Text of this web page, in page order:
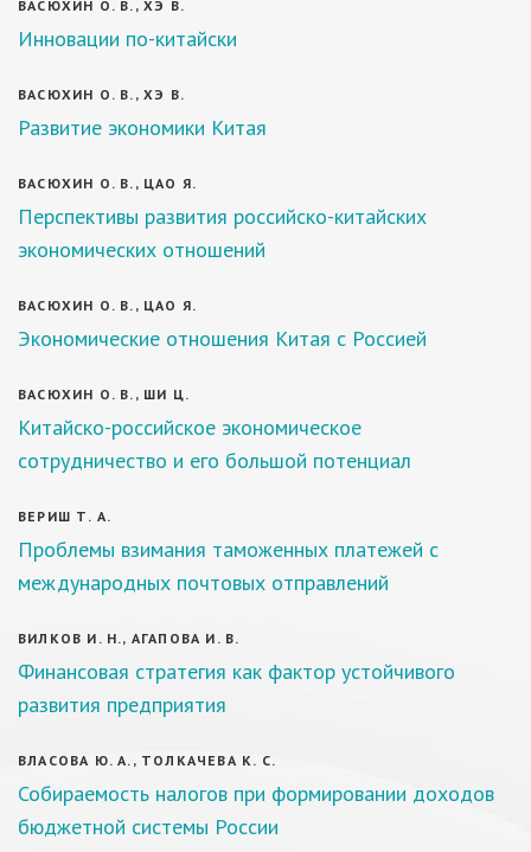
ВАСЮХИН О. В., ХЭ В.
Инновации по-китайски
ВАСЮХИН О. В., ХЭ В.
Развитие экономики Китая
ВАСЮХИН О. В., ЦАО Я.
Перспективы развития российско-китайских
экономических отношений
ВАСЮХИН О. В., ЦАО Я.
Экономические отношения Китая с Россией
ВАСЮХИН О. В., ШИ Ц.
Китайско-российское экономическое
сотрудничество и его большой потенциал
ВЕРИШ Т. А.
Проблемы взимания таможенных платежей с
международных почтовых отправлений
ВИЛКОВ И. Н., АГАПОВА И. В.
Финансовая стратегия как фактор устойчивого
развития предприятия
ВЛАСОВА Ю. А., ТОЛКАЧЕВА К. С.
Собираемость налогов при формировании доходов
бюджетной системы России